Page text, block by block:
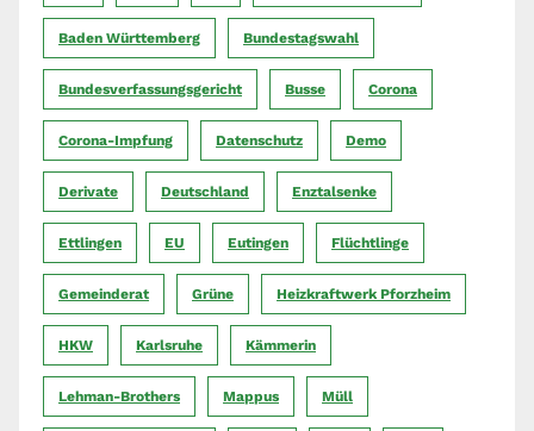
Baden Württemberg Bundestagswahl
Bundesverfassungsgericht Busse Corona
Corona-Impfung Datenschutz Demo
Derivate Deutschland Enztalsenke
Ettlingen EU Eutingen Flüchtlinge
Gemeinderat Grüne Heizkraftwerk Pforzheim
HKW Karlsruhe Kämmerin
Lehman-Brothers Mappus Müll